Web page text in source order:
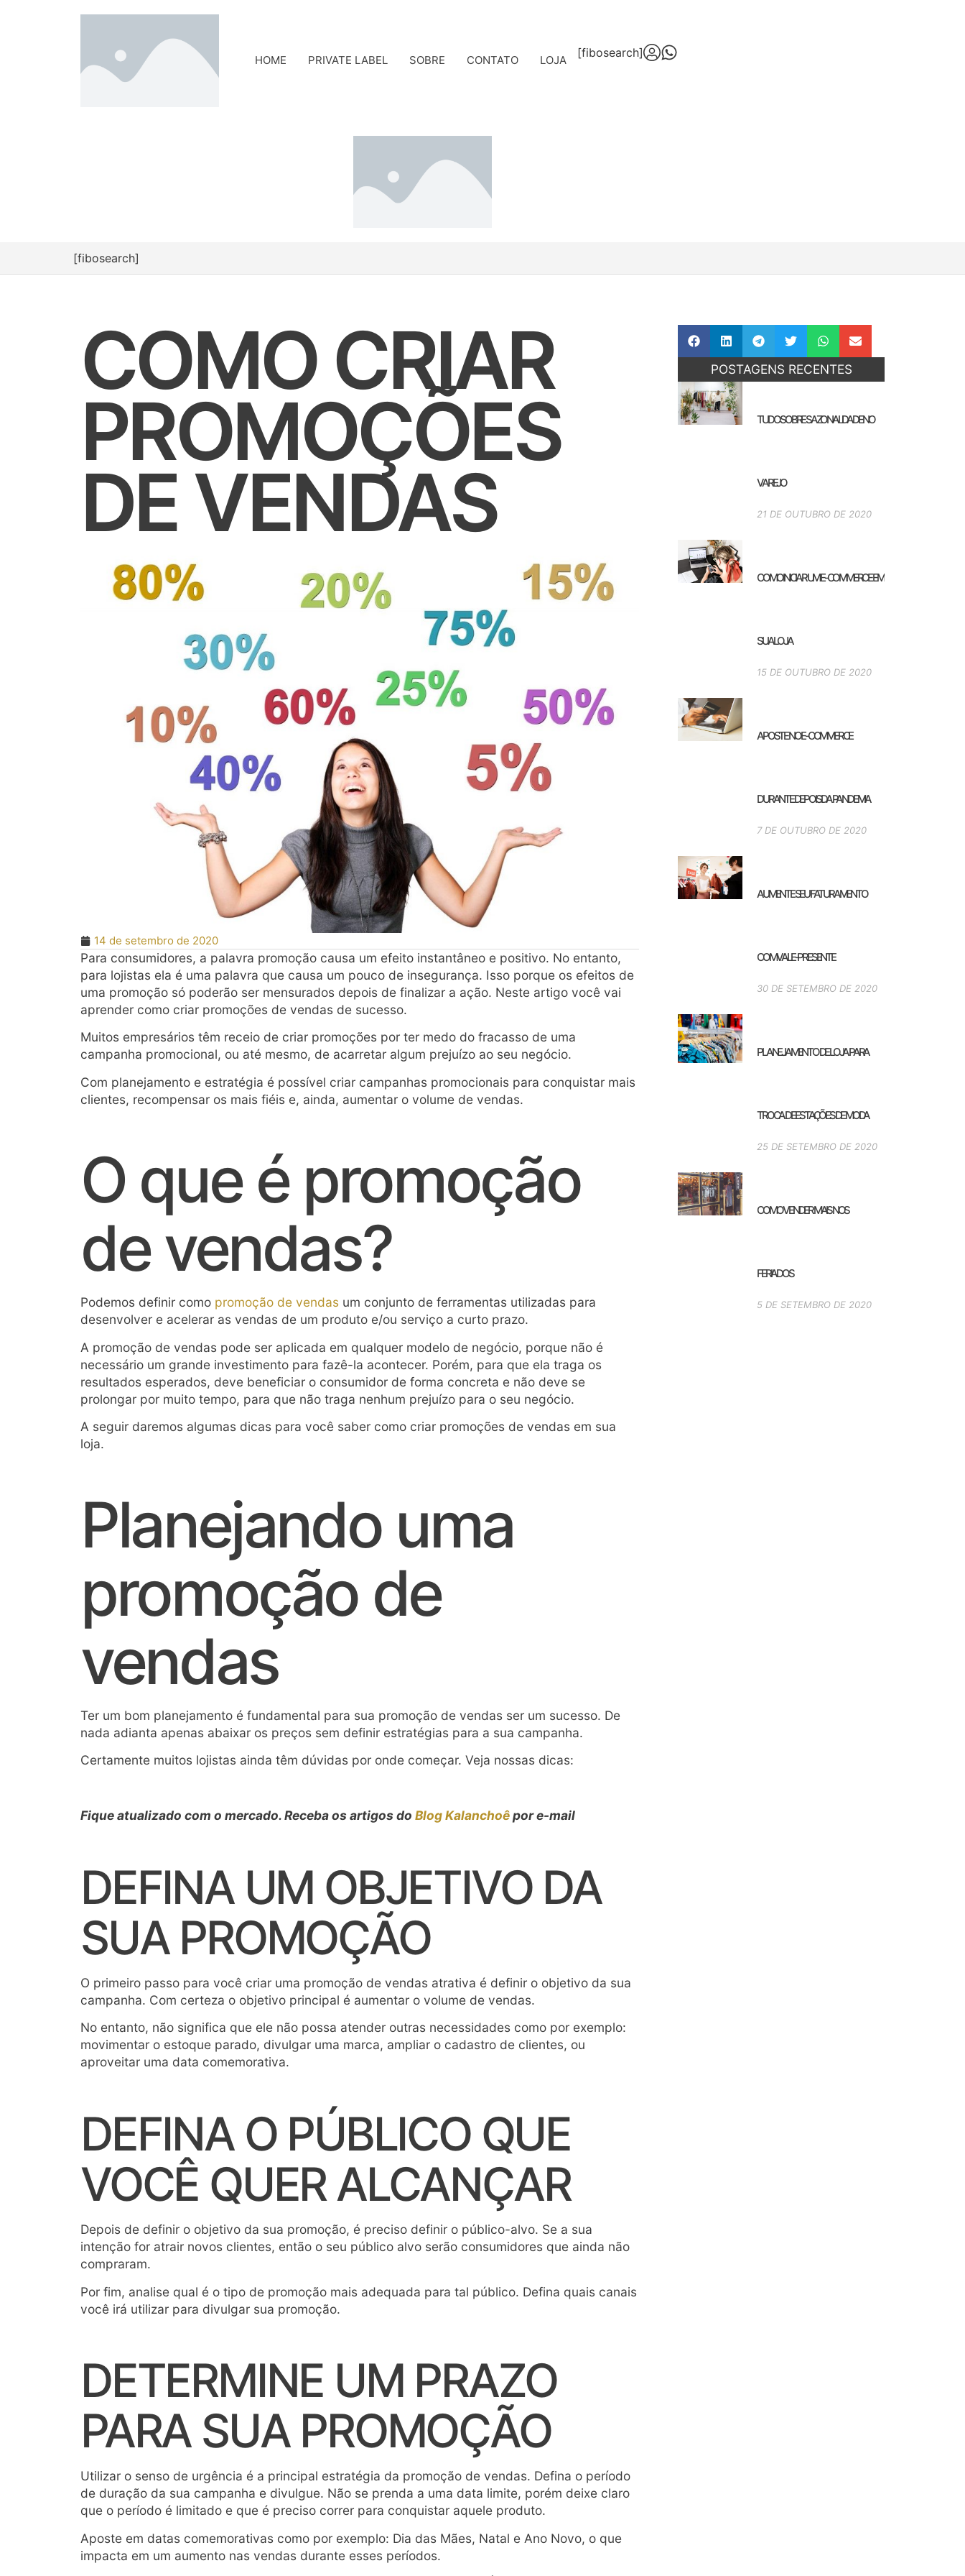
HOME PRIVATE LABEL SOBRE CONTATO LOJA
[fibosearch]
[fibosearch]
COMO CRIAR
PROMOÇÕES
DE VENDAS
14 de setembro de 2020
Para consumidores, a palavra promoção causa um efeito instantâneo e positivo. No entanto,
para lojistas ela é uma palavra que causa um pouco de insegurança. Isso porque os efeitos de
uma promoção só poderão ser mensurados depois de finalizar a ação. Neste artigo você vai
aprender como criar promoções de vendas de sucesso.
Muitos empresários têm receio de criar promoções por ter medo do fracasso de uma
campanha promocional, ou até mesmo, de acarretar algum prejuízo ao seu negócio.
Com planejamento e estratégia é possível criar campanhas promocionais para conquistar mais
clientes, recompensar os mais fiéis e, ainda, aumentar o volume de vendas.
O que é promoção
de vendas?
Podemos definir como promoção de vendas um conjunto de ferramentas utilizadas para
desenvolver e acelerar as vendas de um produto e/ou serviço a curto prazo.
A promoção de vendas pode ser aplicada em qualquer modelo de negócio, porque não é
necessário um grande investimento para fazê-la acontecer. Porém, para que ela traga os
resultados esperados, deve beneficiar o consumidor de forma concreta e não deve se
prolongar por muito tempo, para que não traga nenhum prejuízo para o seu negócio.
A seguir daremos algumas dicas para você saber como criar promoções de vendas em sua
loja.
Planejando uma
promoção de
vendas
Ter um bom planejamento é fundamental para sua promoção de vendas ser um sucesso. De
nada adianta apenas abaixar os preços sem definir estratégias para a sua campanha.
Certamente muitos lojistas ainda têm dúvidas por onde começar. Veja nossas dicas:
Fique atualizado com o mercado. Receba os artigos do Blog Kalanchoêpor e-mail
DEFINA UM OBJETIVO DA
SUA PROMOÇÃO
O primeiro passo para você criar uma promoção de vendas atrativa é definir o objetivo da sua
campanha. Com certeza o objetivo principal é aumentar o volume de vendas.
No entanto, não significa que ele não possa atender outras necessidades como por exemplo:
movimentar o estoque parado, divulgar uma marca, ampliar o cadastro de clientes, ou
aproveitar uma data comemorativa.
DEFINA O PÚBLICO QUE
VOCÊ QUER ALCANÇAR
Depois de definir o objetivo da sua promoção, é preciso definir o público-alvo. Se a sua
intenção for atrair novos clientes, então o seu público alvo serão consumidores que ainda não
compraram.
Por fim, analise qual é o tipo de promoção mais adequada para tal público. Defina quais canais
você irá utilizar para divulgar sua promoção.
DETERMINE UM PRAZO
PARA SUA PROMOÇÃO
Utilizar o senso de urgência é a principal estratégia da promoção de vendas. Defina o período
de duração da sua campanha e divulgue. Não se prenda a uma data limite, porém deixe claro
que o período é limitado e que é preciso correr para conquistar aquele produto.
Aposte em datas comemorativas como por exemplo: Dia das Mães, Natal e Ano Novo, o que
impacta em um aumento nas vendas durante esses períodos.
POSTAGENS RECENTES
TUDO SOBRE SAZONALIDADE NO
VAREJO
21 DE OUTUBRO DE 2020
COMO INICIAR UM E-COMMERCE EM
SUA LOJA
15 DE OUTUBRO DE 2020
APOSTE NO E-COMMERCE
DURANTE DEPOIS DA PANDEMIA
7 DE OUTUBRO DE 2020
AUMENTE SEU FATURAMENTO
COM VALE-PRESENTE
30 DE SETEMBRO DE 2020
PLANEJAMENTO DE LOJA PARA
TROCA DE ESTAÇÕES DE MODA
25 DE SETEMBRO DE 2020
COMO VENDER MAIS NOS
FERIADOS
5 DE SETEMBRO DE 2020